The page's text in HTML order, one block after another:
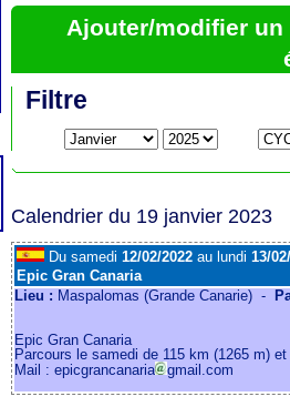
Ajouter/modifier un
Filtre
Calendrier du 19 janvier 2023
Du samedi 12/02/2022au lundi 13/
Epic Gran Canaria
Lieu : Maspalomas (Grande Canarie) -
Epic Gran Canaria
Parcours le samedi de 115 km (1265 m)
Mail : epicgrancanaria
gmail.com